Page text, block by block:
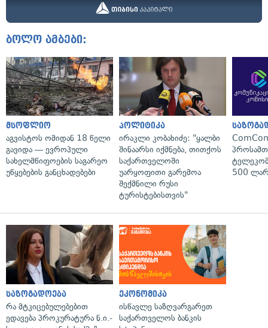
ბოლო ამბები:
მსოფლიო
აგვისტოს ომიდან 18 წელი
გავიდა — ევროპული
სახელმწიფოების საგარეო
უწყებების განცხადებები
პოლიტიკა
ირაკლი კობახიძე: "ყალბი
შინაარსი იქმნება, თითქოს
საქართველოში
უარყოფითი გარემოა
შექმნილი რუსი
ტურისტებისთვის"
500
საზოგადოება
რა მტკიცებულებებით
ედავება პროკურატურა ნ.ი.-
ეკონომიკა
ისწავლე საზღვარგარეთ
საქართველოს ბანკის